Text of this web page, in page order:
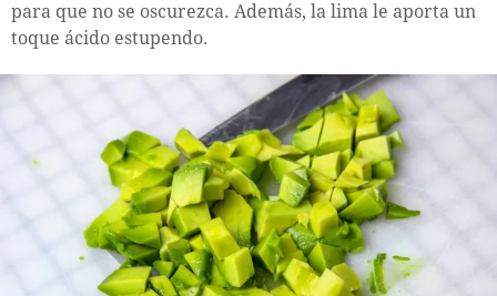
para que no se oscurezca. Además, la lima le aporta un
toque ácido estupendo.